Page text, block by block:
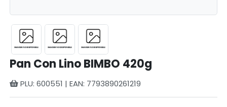
Pan Con Lino BIMBO 420g
PLU: 600551 | EAN: 7793890261219